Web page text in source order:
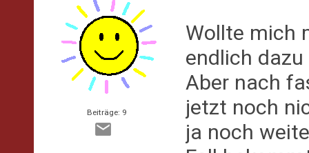
Beiträge: 9
Wollte mich
endlich
Aber nach
jetzt noch
ja noch